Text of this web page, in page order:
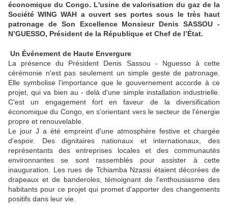
économique du Congo. L'usine de valorisation du gaz de la
Société WING WAH a ouvert ses portes sous le très haut
patronage de Son Excellence Monsieur Denis SASSOU -
N’GUESSO, Président de la République et Chef de l’État.
Un Événement de Haute Envergure
La présence du Président Denis Sassou - Nguesso à cette
cérémonie n'est pas seulement un simple geste de patronage.
Elle symbolise l'importance que le gouvernement accorde à ce
projet, qui va bien au - delà d'une simple installation industrielle.
C'est un engagement fort en faveur de la diversification
économique du Congo, en s'orientant vers le secteur de l'énergie
propre et renouvelable.
Le jour J a été empreint d'une atmosphère festive et chargée
d'espoir. Des dignitaires nationaux et internationaux, des
représentants des entreprises locales et des communautés
environnantes se sont rassemblés pour assister à cette
inauguration. Les rues de Tchiamba Nzassi étaient décorées de
drapeaux et de banderoles, témoignant de l'enthousiasme des
habitants pour ce projet qui promet d'apporter des changements
positifs dans leur vie.